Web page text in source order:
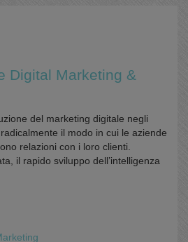
Digital Marketing &
del marketing digitale negli
il modo in cui le aziende
relazioni con i loro clienti.
il rapido sviluppo dell’intelligenza